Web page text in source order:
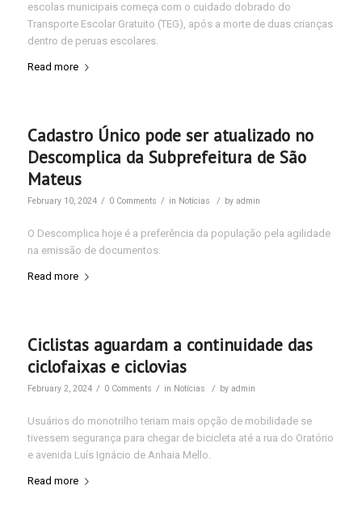
escolas municipais começa com o cuidado dobrado do
Transporte Escolar Gratuito (TEG), após a morte de duas crianças
dentro de peruas escolares.
Read more
Cadastro Único pode ser atualizado no
Descomplica da Subprefeitura de São
Mateus
February 10, 2024 / 0 Comments / in Notícias / by admin
O Descomplica hoje é a preferência da população pela agilidade
na emissão de documentos.
Read more
Ciclistas aguardam a continuidade das
ciclofaixas e ciclovias
February 2, 2024 / 0 Comments / in Notícias / by admin
Usuários do monotrilho teriam mais opção de mobilidade se
tivessem segurança para chegar de bicicleta até a rua do Oratório
e avenida Luís Ignácio de Anhaia Mello.
Read more